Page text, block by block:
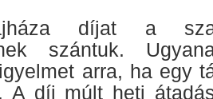
díjat a
szántuk.
arra, ha egy
A díj múlt heti